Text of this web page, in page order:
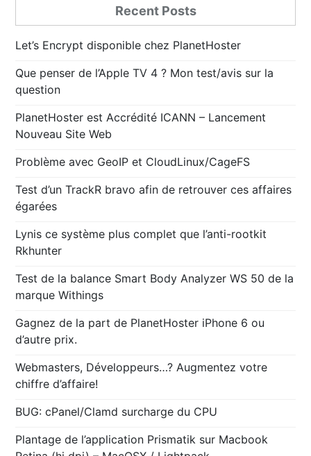
Recent Posts
Let’s Encrypt disponible chez PlanetHoster
Que penser de l’Apple TV 4 ? Mon test/avis sur la
question
PlanetHoster est Accrédité ICANN – Lancement
Nouveau Site Web
Problème avec GeoIP et CloudLinux/CageFS
Test d’un TrackR bravo afin de retrouver ces affaires
égarées
Lynis ce système plus complet que l’anti-rootkit
Rkhunter
Test de la balance Smart Body Analyzer WS 50 de la
marque Withings
Gagnez de la part de PlanetHoster iPhone 6 ou
d’autre prix.
Webmasters, Développeurs…? Augmentez votre
chiffre d’affaire!
BUG: cPanel/Clamd surcharge du CPU
Plantage de l’application Prismatik sur Macbook